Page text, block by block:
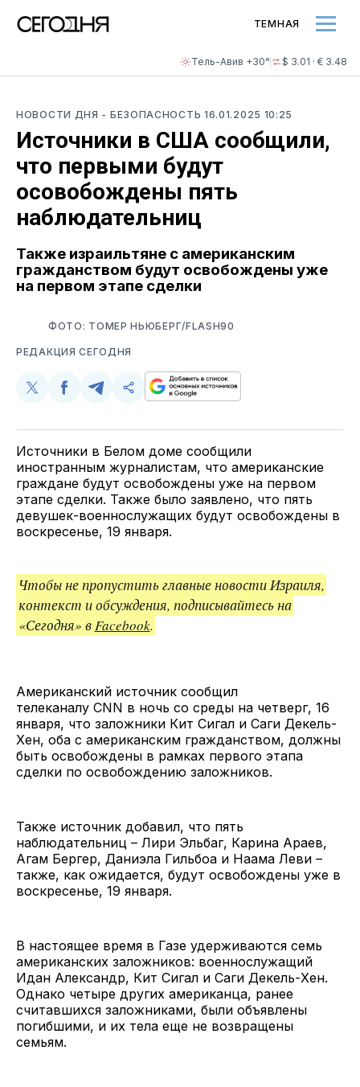
Тель-Авив +30° $ 3.01 · € 3.48
ТЕМНАЯ
НОВОСТИ ДНЯ - БЕЗОПАСНОСТЬ 16.01.2025 10:25
Источники в США сообщили,
что первыми будут
осовобождены пять
наблюдательниц
Также израильтяне с американским
гражданством будут освобождены уже
на первом этапе сделки
ФОТО: ТОМЕР НЬЮБЕРГ/FLASH90
РЕДАКЦИЯ СЕГОДНЯ
Поделиться
Twitter
Поделиться
Facebook
Поделиться
Telegram
Скопируйте
поделитесь
Источники в Белом доме сообщили
иностранным журналистам, что американские
граждане будут освобождены уже на первом
этапе сделки. Также было заявлено, что пять
девушек-военнослужащих будут освобождены в
воскресенье, 19 января.
Чтобы не пропустить главные новости Израиля,
контекст и обсуждения, подписывайтесь на
«Сегодня» вFacebook.
Американский источник сообщил
телеканалу CNN в ночь со среды на четверг, 16
января, что заложники Кит Сигал и Саги Декель-
Хен, оба с американским гражданством, должны
быть освобождены в рамках первого этапа
сделки по освобождению заложников.
Также источник добавил, что пять
наблюдательниц – Лири Эльбаг, Карина Араев,
Агам Бергер, Даниэла Гильбоа и Наама Леви –
также, как ожидается, будут освобождены уже в
воскресенье, 19 января.
В настоящее время в Газе удерживаются семь
американских заложников: военнослужащий
Идан Александр, Кит Сигал и Саги Декель-Хен.
Однако четыре других американца, ранее
считавшихся заложниками, были объявлены
погибшими, и их тела еще не возвращены
семьям.